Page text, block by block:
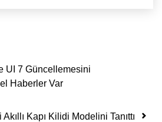
UI 7 Güncellemesini
Haberler Var
Kapı Kilidi Modelini Tanıttı